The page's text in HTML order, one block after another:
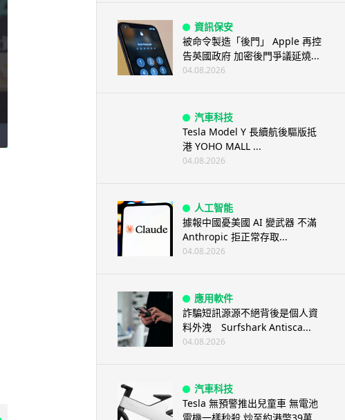
資訊保安
被命令製造「後門」 Apple 再控
告英國政府 加密後門爭議延燒...
04.08.2026
汽車科技
Tesla Model Y 長續航後驅版抵
港 YOHO MALL ...
04.08.2026
人工智能
據報中國憂美國 AI 變武器 不滿
Anthropic 拒正常存取...
04.08.2026
應用軟件
詐騙短訊源源不絕背後是個人資
料外洩 Surfshark Antisca...
04.08.2026
汽車科技
Tesla 無預警推出兒童車 無電池